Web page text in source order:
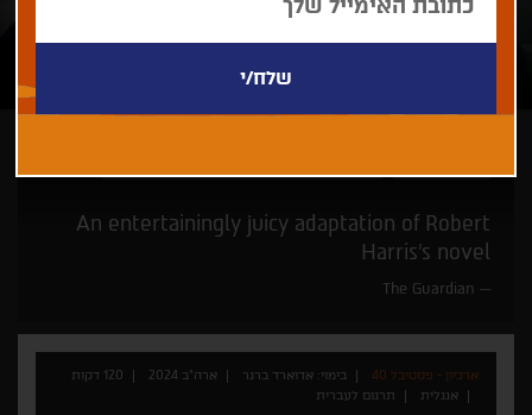
An entertainingly juicy adaptation of Robert
Harris’s novel
The Guardian
ארכיון - פסטיבל 40 בימוי: אדוארד ברגר ארה"ב 2024
120 דקות
אנגלית
תרגום לעברית